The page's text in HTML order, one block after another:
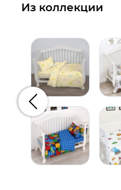
Из коллекции
Предыдущий